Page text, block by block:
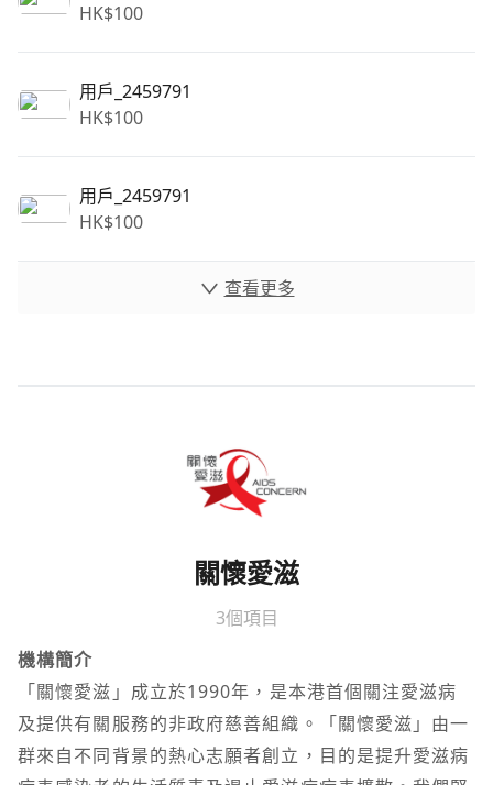
HK$100
用戶_2459791
HK$100
用戶_2459791
HK$100
查看更多
關懷愛滋
3個項目
機構簡介
「關懷愛滋」成立於1990年，是本港首個關注愛滋病
及提供有關服務的非政府慈善組織。「關懷愛滋」由一
群來自不同背景的熱心志願者創立，目的是提升愛滋病